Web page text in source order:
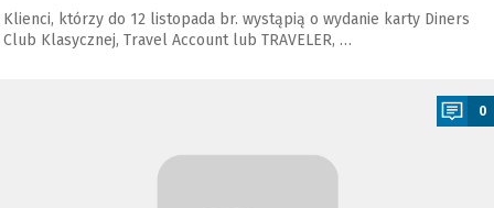
Klienci, którzy do 12 listopada br. wystąpią o wydanie karty Diners
Club Klasycznej, Travel Account lub TRAVELER, …
0